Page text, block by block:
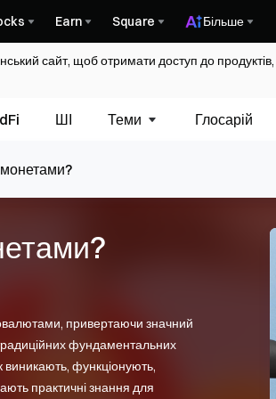
Earn Square Більше
сайт, щоб отримати доступ до
ШІ Теми Глосарій
привертаючи значний
традиційних фундаментальних
виникають, функціонують,
практичні знання для